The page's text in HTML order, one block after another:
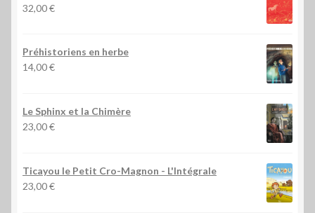
32,00€
Préhistoriens en herbe
14,00€
Le Sphinx et la Chimère
23,00€
Ticayou le Petit Cro-Magnon - L'Intégrale
23,00€